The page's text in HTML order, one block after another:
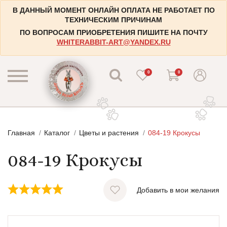
В ДАННЫЙ МОМЕНТ ОНЛАЙН ОПЛАТА НЕ РАБОТАЕТ ПО
ТЕХНИЧЕСКИМ ПРИЧИНАМ
ПО ВОПРОСАМ ПРИОБРЕТЕНИЯ ПИШИТЕ НА ПОЧТУ
WHITERABBIT-ART@YANDEX.RU
0 0
Пейзажи
Городские пейзажи
Натюрморты
КОНТАКТЫ
НАБОРЫ
БЛОГ
Главная Каталог Цветы и растения 084-19 Крокусы
084-19 Крокусы
Добавить в мои желания